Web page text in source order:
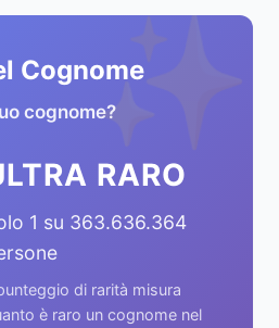
✨
Cognome
cognome?
RARO
1 su 363.636.364
di rarità misura
è raro un cognome nel